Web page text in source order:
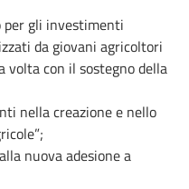
per gli investimenti
da giovani agricoltori
volta con il sostegno della
nella creazione e nello
nuova adesione a